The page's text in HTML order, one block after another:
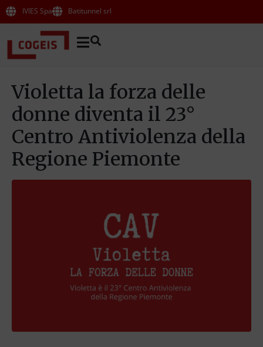
IVIES Spa Batitunnel srl
Violetta la forza delle
donne diventa il 23°
Centro Antiviolenza della
Regione Piemonte